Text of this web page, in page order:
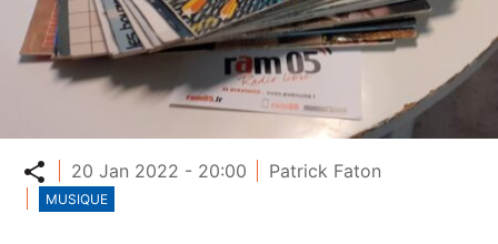
Partager
20 Jan 2022 - 20:00 Patrick Faton
MUSIQUE